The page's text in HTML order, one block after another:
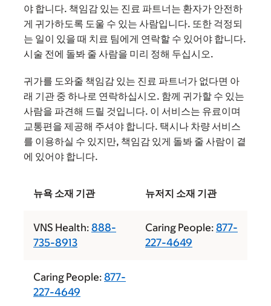
야 합니다. 책임감 있는 진료 파트너는 환자가 안전하
게 귀가하도록 도울 수 있는 사람입니다. 또한 걱정되
는 일이 있을 때 치료 팀에게 연락할 수 있어야 합니다.
시술 전에 돌봐 줄 사람을 미리 정해 두십시오.
귀가를 도와줄 책임감 있는 진료 파트너가 없다면 아
래 기관 중 하나로 연락하십시오. 함께 귀가할 수 있는
사람을 파견해 드릴 것입니다. 이 서비스는 유료이며
교통편을 제공해 주셔야 합니다. 택시나 차량 서비스
를 이용하실 수 있지만, 책임감 있게 돌봐 줄 사람이 곁
에 있어야 합니다.
뉴욕 소재 기관 뉴저지 소재 기관
VNS Health: 888-
735-8913
Caring People: 877-
227-4649
Caring People: 877-
227-4649